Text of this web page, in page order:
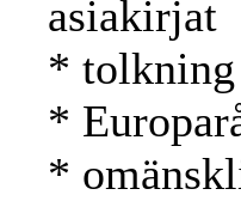
asiakirjat
*
*
*